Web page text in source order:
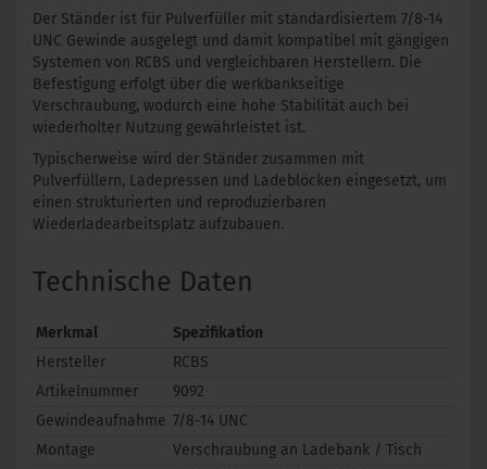
Der Ständer ist für Pulverfüller mit standardisiertem 7/8-14
UNC Gewinde ausgelegt und damit kompatibel mit gängigen
Systemen von RCBS und vergleichbaren Herstellern. Die
Befestigung erfolgt über die werkbankseitige
Verschraubung, wodurch eine hohe Stabilität auch bei
wiederholter Nutzung gewährleistet ist.
Typischerweise wird der Ständer zusammen mit
Pulverfüllern, Ladepressen und Ladeblöcken eingesetzt, um
einen strukturierten und reproduzierbaren
Wiederladearbeitsplatz aufzubauen.
Technische Daten
Merkmal
Spezifikation
Hersteller
RCBS
Artikelnummer
9092
Gewindeaufnahme 7/8-14 UNC
Montage
Verschraubung an Ladebank / Tisch